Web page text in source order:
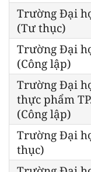
Trường Đại
(Tư thục)
Trường Đại
(Công lập)
Trường Đại
thực phẩm
(Công lập)
Trường Đại
thục)